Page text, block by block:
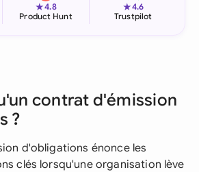
★4.8
Product Hunt
★4.6
Trustpilot
contrat d'émission
?
d'obligations énonce les
clés lorsqu'une organisation lève